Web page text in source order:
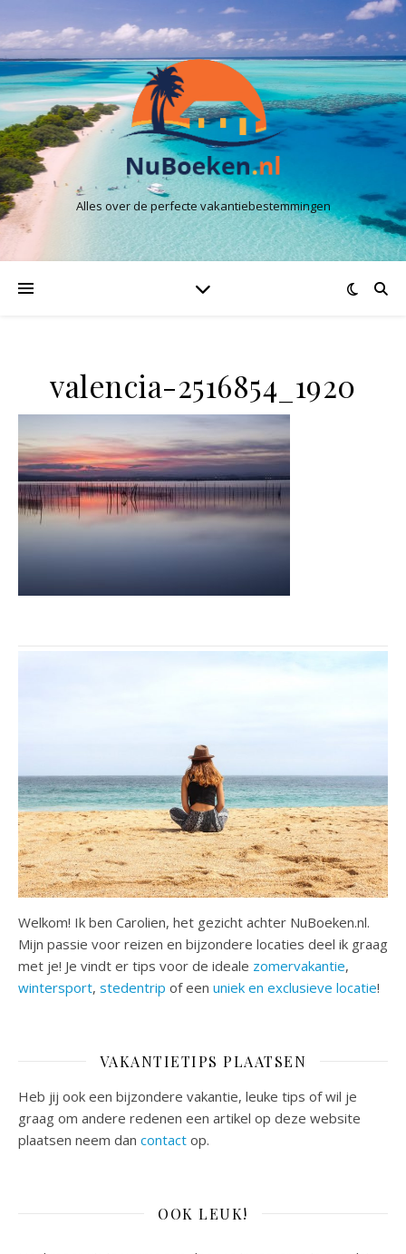
Alles over de perfecte vakantiebestemmingen
valencia-2516854_1920
Welkom! Ik ben Carolien, het gezicht achter NuBoeken.nl.
Mijn passie voor reizen en bijzondere locaties deel ik graag
met je! Je vindt er tips voor de ideale zomervakantie,
wintersport, stedentrip of een uniek en exclusieve locatie!
VAKANTIETIPS PLAATSEN
Heb jij ook een bijzondere vakantie, leuke tips of wil je
graag om andere redenen een artikel op deze website
plaatsen neem dan contact op.
OOK LEUK!